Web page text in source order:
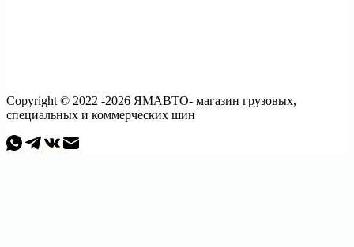
Copyright © 2022 -2026 ЯМАВТО- магазин грузовых,
специальных и коммерческих шин